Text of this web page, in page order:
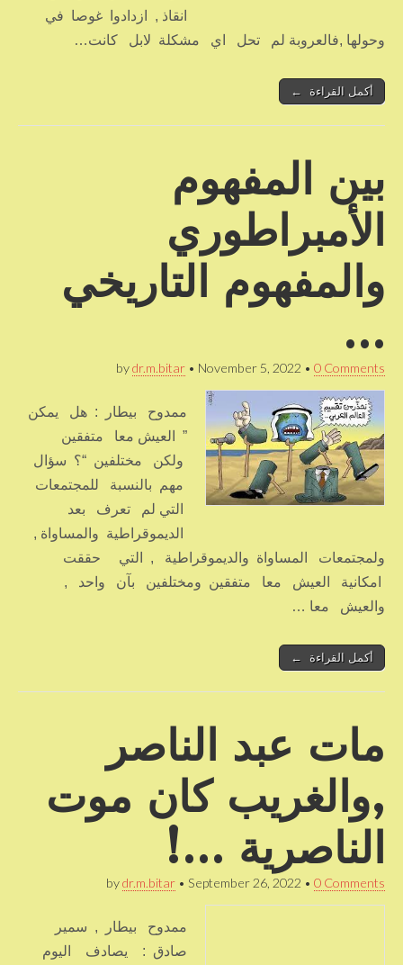
انقاذ , ازدادوا غوصا في
وحولها ,فالعروبة لم تحل اي مشكلة لابل كانت…
أكمل القراءة ←
بين المفهوم
الأمبراطوري
والمفهوم التاريخي
…
bydr.m.bitar • November 5, 2022 • 0 Comments
ممدوح بيطار : هل يمكن
” العيش معا متفقين
ولكن مختلفين “؟ سؤال
مهم بالنسبة للمجتمعات
التي لم تعرف بعد
الديموقراطية والمساواة ,
ولمجتمعات المساواة والديموقراطية , التي حققت
امكانية العيش معا متفقين ومختلفين بآن واحد ,
والعيش معا …
أكمل القراءة ←
مات عبد الناصر
,والغريب كان موت
الناصرية …!
bydr.m.bitar • September 26, 2022 • 0 Comments
ممدوح بيطار , سمير
صادق : يصادف اليوم